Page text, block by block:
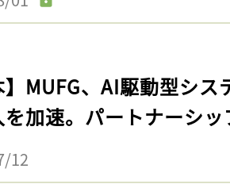
】MUFG、AI駆動型シ
を加速。パートナーシ
12